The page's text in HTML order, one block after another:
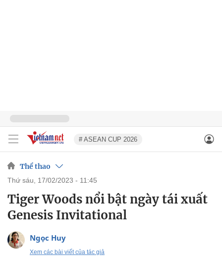
# ASEAN CUP 2026
Thể thao
thứ sáu, 17/02/2023 - 11:45
Tiger Woods nổi bật ngày tái xuất
Genesis Invitational
Ngọc Huy
Xem các bài viết của tác giả